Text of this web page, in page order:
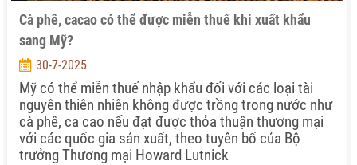
Cà phê, cacao có thể được miễn thuế khi xuất khẩu
sang Mỹ?
30-7-2025
Mỹ có thể miễn thuế nhập khẩu đối với các loại tài
nguyên thiên nhiên không được trồng trong nước như
cà phê, ca cao nếu đạt được thỏa thuận thương mại
với các quốc gia sản xuất, theo tuyên bố của Bộ
trưởng Thương mại Howard Lutnick